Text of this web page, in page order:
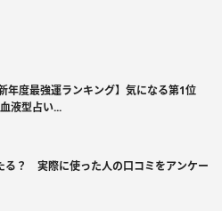
年度最強運ランキング】気になる第1位
液型占い...
る？ 実際に使った人の口コミをアンケー